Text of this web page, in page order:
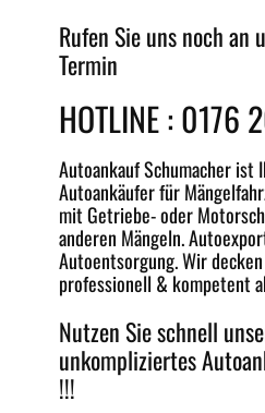
Rufen Sie uns noch an
Termin
HOTLINE : 0176
AutoankaufSchumacher ist
Autoankäufer für
mit Getriebe-oder
anderen Mängeln.
Autoentsorgung. Wir
professionell &kompetent
Nutzen Sie schnell
unkompliziertes
!!!